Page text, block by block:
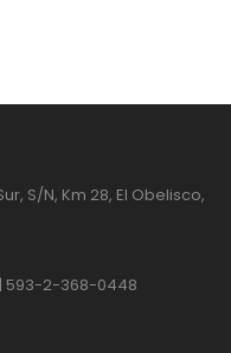
S/N, Km 28, El Obelisco,
593-2-368-0448